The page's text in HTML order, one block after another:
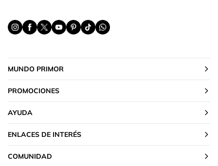
MUNDO PRIMOR
PROMOCIONES
AYUDA
ENLACES DE INTERÉS
COMUNIDAD